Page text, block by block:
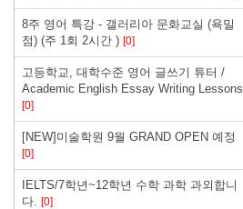
8주 영어 특강 - 갤러리아 문화교실 (욕밀
점) (주 1회 2시간 ) [0]
고등학교, 대학수준 영어 글쓰기 튜터 /
Academic English Essay Writing Lessons
[0]
[NEW]미술학원 9월 GRAND OPEN 예정
[0]
IELTS/7학년~12학년 수학 과학 과외합니
다.
[0]